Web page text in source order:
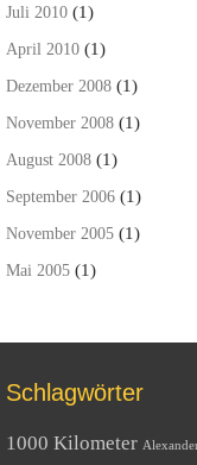
Juli 2010 (1)
April 2010 (1)
Dezember 2008 (1)
November 2008 (1)
August 2008 (1)
September 2006 (1)
November 2005 (1)
Mai 2005 (1)
Schlagwörter
1000 Kilometer